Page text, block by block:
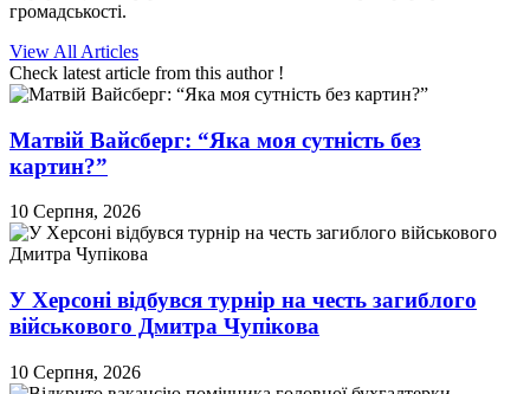
громадськості.
View All Articles
Check latest article from this author !
Матвій Вайсберг: “Яка моя сутність без
картин?”
10 Серпня, 2026
У Херсоні відбувся турнір на честь загиблого
військового Дмитра Чупікова
10 Серпня, 2026